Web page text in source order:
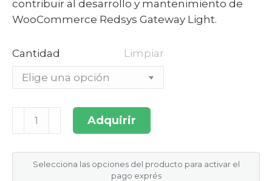
hasta
50,00€
contribuir al desarrollo y mantenimiento de
WooCommerce Redsys Gateway Light.
Cantidad Limpiar
Donación
anual
Adquirir
Selecciona las opciones del producto para activar el
pago exprés